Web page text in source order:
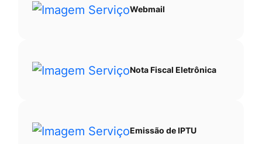
Webmail
Nota Fiscal Eletrônica
Emissão de IPTU